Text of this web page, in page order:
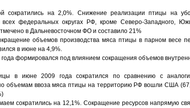
сократились на 2,0%. Снижение реализации птицы на
всех федеральных округах РФ, кроме Северо-Западного,
в Дальневосточном ФО и составило 21%
объемов производства мяса птицы в парном весе
в июне на 4,9%.
формировался под влиянием сокращения объемов
в июне 2009 года сократился по сравнению с
объемам ввоза мяса птицы на территорию РФ вошли США
сократились на 12,1%. Сокращение ресурсов напрямую